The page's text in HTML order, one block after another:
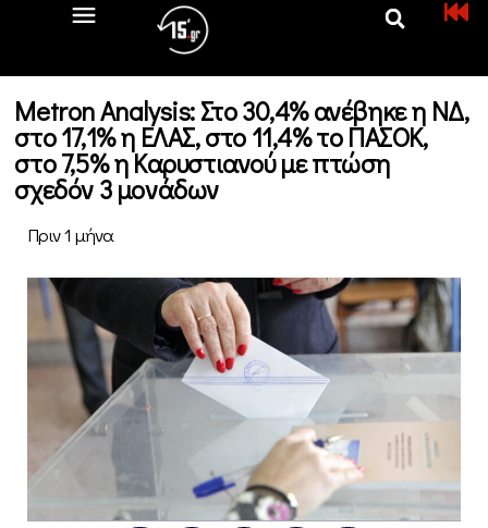
Metron Analysis: Στο 30,4% ανέβηκε η ΝΔ,
στο 17,1% η ΕΛΑΣ, στο 11,4% το ΠΑΣΟΚ,
στο 7,5% η Καρυστιανού με πτώση
σχεδόν 3 μονάδων
Πριν 1 μήνα